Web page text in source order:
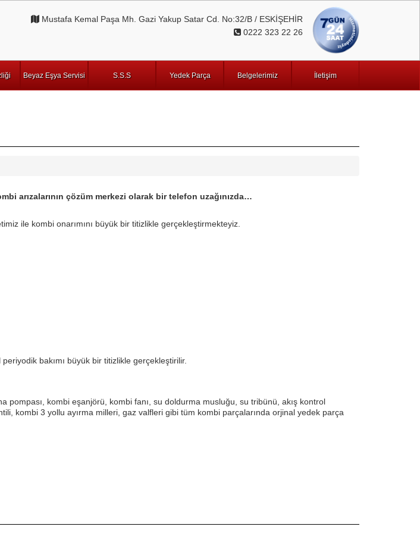
Mustafa Kemal Paşa Mh. Gazi Yakup Satar Cd. No:32/B / ESKİŞEHİR
0222 323 22 26
Beyaz Eşya Servisi S.S.S Yedek Parça Belgelerimiz İletişim
arızalarının çözüm merkezi olarak bir telefon uzağınızda…
ile kombi onarımını büyük bir titizlikle gerçekleştirmekteyiz.
bakımı büyük bir titizlikle gerçekleştirilir.
kombi eşanjörü, kombi fanı, su doldurma musluğu, su tribünü, akış kontrol
kombi 3 yollu ayırma milleri, gaz valfleri gibi tüm kombi parçalarında orjinal yedek parça